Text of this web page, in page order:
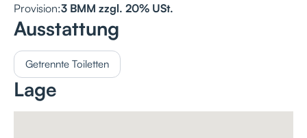
Provision:3 BMM zzgl. 20% USt.
Ausstattung
Getrennte Toiletten
Lage